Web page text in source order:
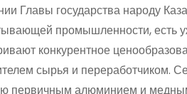
Главы государства народу
промышленности, есть
конкурентное
сырья и переработчиком.
первичным алюминием и